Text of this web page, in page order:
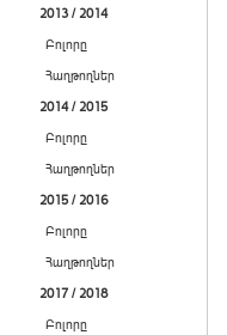
2013 / 2014
Բոլորը
Հաղթողներ
2014 / 2015
Բոլորը
Հաղթողներ
2015 / 2016
Բոլորը
Հաղթողներ
2017 / 2018
Բոլորը